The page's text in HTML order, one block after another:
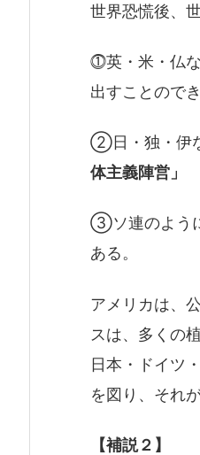
世界恐慌後、
⓵英・米・仏
出すことので
②日・独・伊
体主義陣営」
③ソ連のよう
ある。
アメリカは、
スは、多くの
日本・ドイツ
を図り、それ
【補説２】